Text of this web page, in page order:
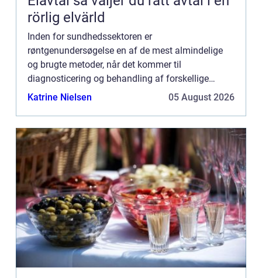
rörlig elvärld
Inden for sundhedssektoren er
røntgenundersøgelse en af de mest almindelige
og brugte metoder, når det kommer til
diagnosticering og behandling af forskellige
sygdomme og tilstande. Men hvad er egentlig en
Katrine Nielsen 05 August 2026